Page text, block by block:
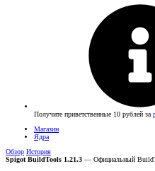
Получите приветственные 10 рублей за
Магазин
Ядра
Обзор История
Spigot BuildTools 1.21.3 — Официальный